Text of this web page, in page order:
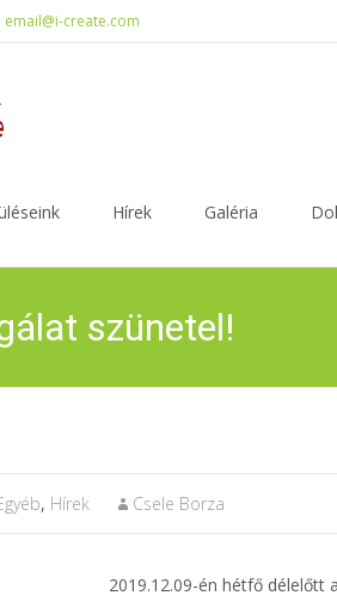
email@i-create.com
Hírek Galéria
szünetel!
, Hírek Csele Borza
2019.12.09-én hétfő délelőtt